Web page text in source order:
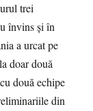
trei
învins și în
a urcat pe
doar două
două echipe
din